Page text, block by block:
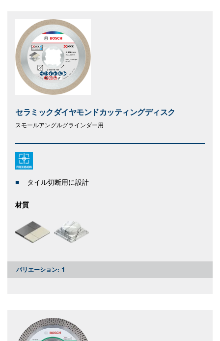
セラミックダイヤモンドカッティングディスク
スモールアングルグラインダー用
タイル切断用に設計
材質
バリエーション: 1